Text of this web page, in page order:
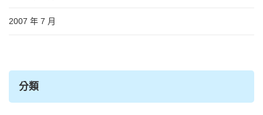
2007 年 7 月
分類